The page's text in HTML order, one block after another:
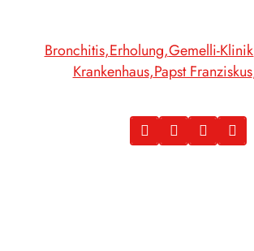
Bronchitis Erholung Gemelli-Klinik
Krankenhaus Papst Franziskus